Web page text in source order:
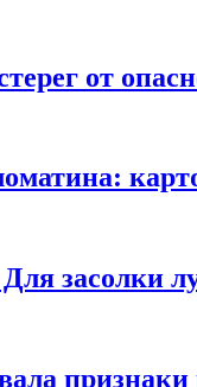
от
засолки
признаки